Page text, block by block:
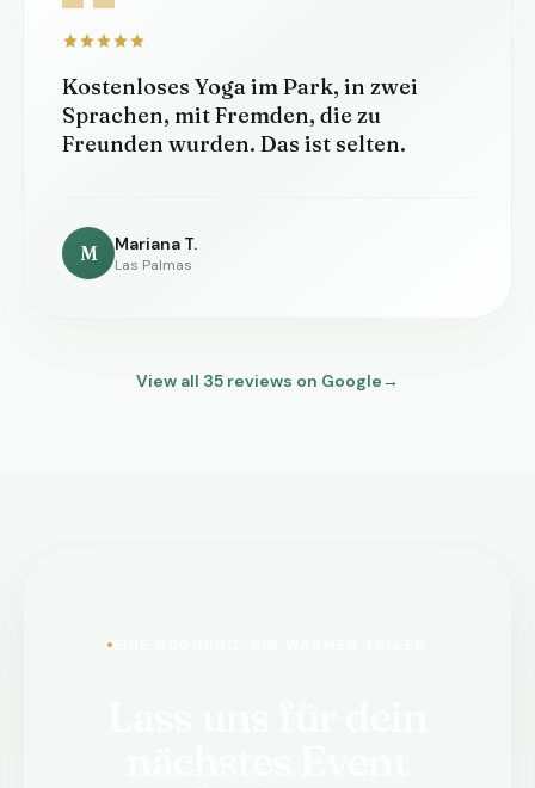
Kostenloses Yoga im Park, in zwei
Sprachen, mit Fremden, die zu
Freunden wurden. Das ist selten.
M Mariana T.
Las Palmas
View all 35 reviews on Google→